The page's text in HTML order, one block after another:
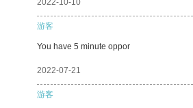
2022-10-10
游客
You have 5 minute oppor
2022-07-21
游客